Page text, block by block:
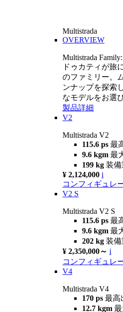
Multistrada
OVERVIEW
Multistrada
ドゥカティが旅
のファミリー。
ンナップを探索
なモデルをお選
製品詳細
V2
Multistrada V2
115.6 ps 最
9.6 kgm 最
199 kg 装備
¥ 2,124,000 i
コンフィギュレ
V2 S
Multistrada V2 S
115.6 ps 最
9.6 kgm 最
202 kg 装備
¥ 2,350,000～ i
コンフィギュレ
V4
Multistrada V4
170 ps 最高
12.7 kgm